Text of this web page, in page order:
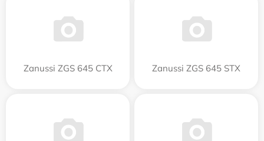
Zanussi ZGS 645 CTX Zanussi ZGS 645 STX